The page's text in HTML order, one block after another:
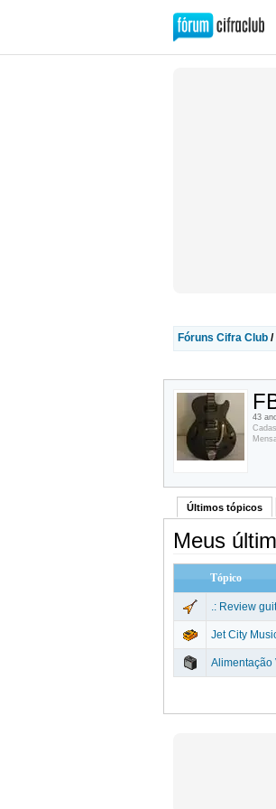
Fóruns Cifra Club /
43
Últimos tópicos
Meus
Tópico
.: Review
Jet City
Alimentação